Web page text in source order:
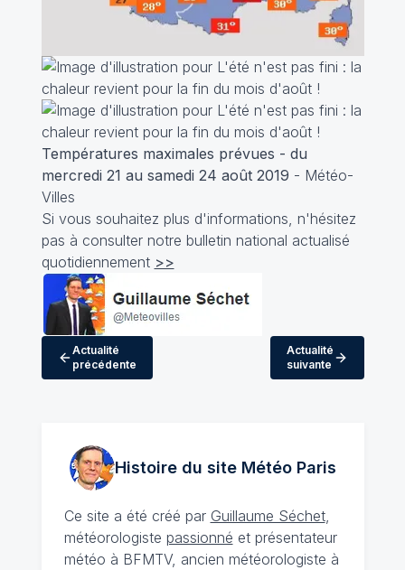
Températures maximales prévues - du
mercredi 21 au samedi 24 août 2019 - Météo-
Villes
Si vous souhaitez plus d'informations, n'hésitez
pas à consulter notre bulletin national actualisé
quotidiennement >>
Actualité
précédente
Actualité
suivante
Histoire du site MétéoParis
Ce site a été créé par Guillaume Séchet,
météorologiste passionné et présentateur
météo à BFMTV, ancien météorologiste à